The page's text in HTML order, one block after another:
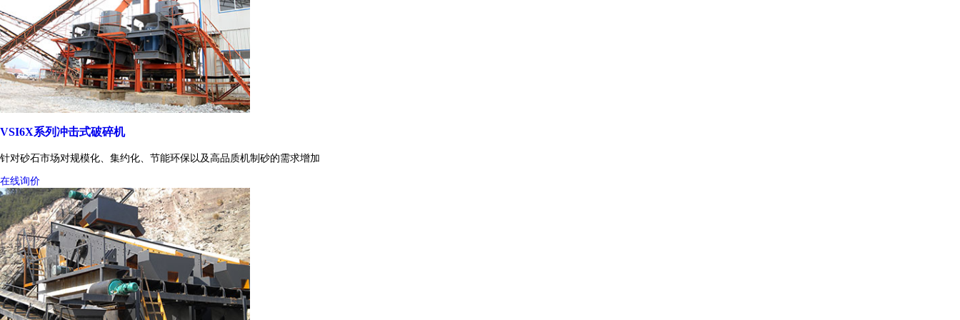
VSI6X系列冲击式破碎机
针对砂石市场对规模化、集约化、节能环保以及高品质机制砂的需求增加
在线询价